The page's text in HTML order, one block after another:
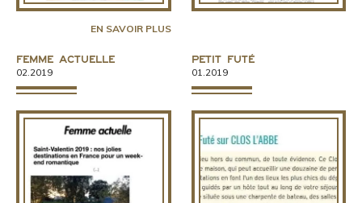
EN SAVOIR PLUS
Femme Actuelle
02.2019
Petit Futé
01.2019